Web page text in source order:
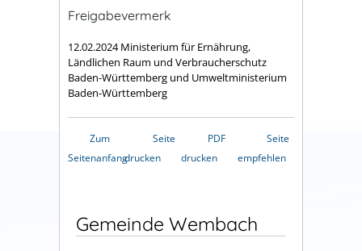
Freigabevermerk
12.02.2024 Ministerium für Ernährung,
Ländlichen Raum und Verbraucherschutz
Baden-Württemberg und Umweltministerium
Baden-Württemberg
Zum
Seitenanfang
Seite
drucken
PDF
drucken
Seite
empfehlen
Gemeinde Wembach